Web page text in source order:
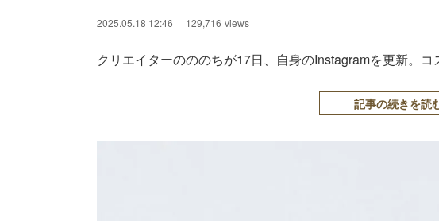
2025.05.18 12:46 129,716 views
クリエイターのののちが17日、自身のInstagramを更新。
記事の続きを読